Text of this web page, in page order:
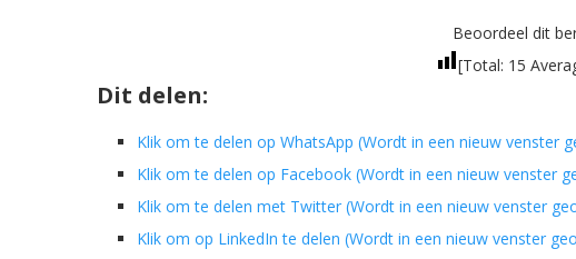
Beoordeel dit
[Total: 15
Dit delen:
Klik om te delen op WhatsApp (Wordt in een nieuw venster
Klik om te delen op Facebook (Wordt in een nieuw venster
Klik om te delen met Twitter (Wordt in een nieuw venster
Klik om op LinkedIn te delen (Wordt in een nieuw venster